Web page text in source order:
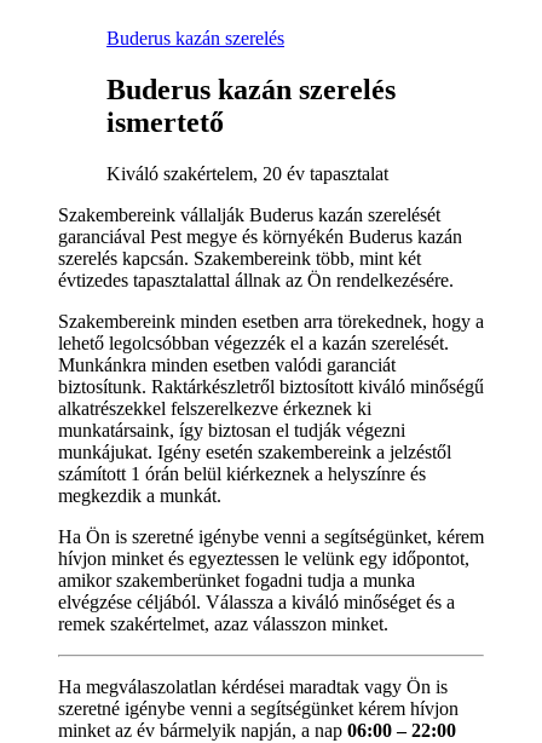
Buderus kazán szerelés
Buderus kazán szerelés
ismertető
Kiváló szakértelem, 20 év tapasztalat
Szakembereink vállalják Buderus kazán szerelését
garanciával Pest megye és környékén Buderus kazán
szerelés kapcsán. Szakembereink több, mint két
évtizedes tapasztalattal állnak az Ön rendelkezésére.
Szakembereink minden esetben arra törekednek, hogy a
lehető legolcsóbban végezzék el a kazán szerelését.
Munkánkra minden esetben valódi garanciát
biztosítunk. Raktárkészletről biztosított kiváló minőségű
alkatrészekkel felszerelkezve érkeznek ki
munkatársaink, így biztosan el tudják végezni
munkájukat. Igény esetén szakembereink a jelzéstől
számított 1 órán belül kiérkeznek a helyszínre és
megkezdik a munkát.
Ha Ön is szeretné igénybe venni a segítségünket, kérem
hívjon minket és egyeztessen le velünk egy időpontot,
amikor szakemberünket fogadni tudja a munka
elvégzése céljából. Válassza a kiváló minőséget és a
remek szakértelmet, azaz válasszon minket.
Ha megválaszolatlan kérdései maradtak vagy Ön is
szeretné igénybe venni a segítségünket kérem hívjon
minket az év bármelyik napján, a nap 06:00 – 22:00